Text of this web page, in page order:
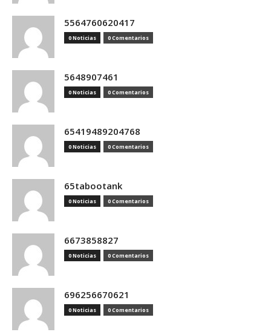
5564760620417
0 Noticias 0 Comentarios
5648907461
0 Noticias 0 Comentarios
65419489204768
0 Noticias 0 Comentarios
65tabootank
0 Noticias 0 Comentarios
6673858827
0 Noticias 0 Comentarios
696256670621
0 Noticias 0 Comentarios